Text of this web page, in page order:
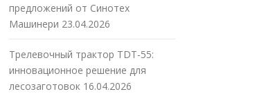
предложений от Синотех
Машинери 23.04.2026
Трелевочный трактор TDT-55:
инновационное решение для
лесозаготовок 16.04.2026